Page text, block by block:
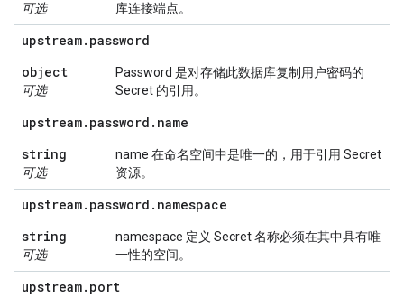
可选
库连接端点。
upstream. password
object
可选
Password 是对存储此数据库复制用户密码的
Secret 的引用。
upstream. password . name
string
可选
name 在命名空间中是唯一的，用于引用 Secret
资源。
upstream. password . namespace
string
可选
namespace 定义 Secret 名称必须在其中具有唯
一性的空间。
upstream. port